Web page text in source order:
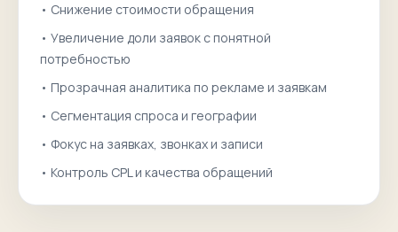
• Снижение стоимости обращения
• Увеличение доли заявок с понятной
потребностью
• Прозрачная аналитика по рекламе и заявкам
• Сегментация спроса и географии
• Фокус на заявках, звонках и записи
• Контроль CPL и качества обращений